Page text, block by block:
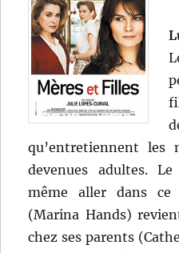
qu’entretiennent les
devenues adultes.
même aller dans
(Marina Hands)
chez ses parents